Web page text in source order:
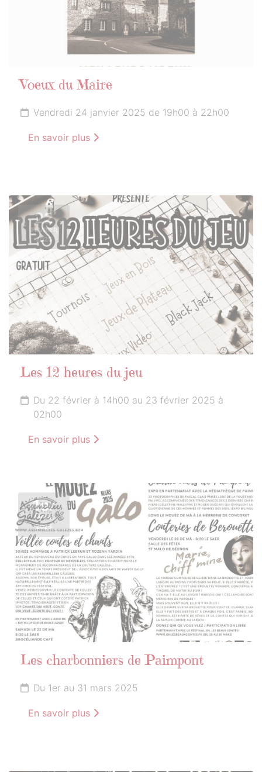
Voeux du Maire
Vendredi 24 janvier 2025 de 19h00 à 22h00
En savoir plus
22
FÉVRIER
2025
Les 12 heures du jeu
Du 22 février à 14h00 au 23 février 2025 à
02h00
En savoir plus
1er
MARS
2025
Les charbonniers de Paimpont
Du 1er au 31 mars 2025
En savoir plus